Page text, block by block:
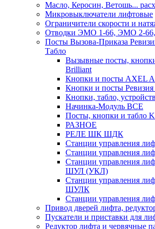
Масло, Керосин, Ветошь...
Микровыключатели лифтовые
Ограничители скорости и
Отводки ЭМО 1-66, ЭМО 2-
Посты Вызова-Приказа
Табло
Вызывные посты,
Brilliant
Кнопки и посты AXEL
Кнопки и посты
Кнопки, табло,
Начинка-Модуль ВСЕ
Посты, кнопки и табло
РАЗНОЕ
РЕЛЕ ШК ШДК
Станции управления
Станции управления
Станции управления
ШУЛ (УКЛ)
Станции управления
ШУЛК
Станции управления
Привод дверей лифта,
Пускатели и приставки для
Редуктор лифта и червячные